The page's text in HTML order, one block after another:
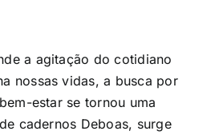
a agitação do cotidiano
nossas vidas, a busca por
estar se tornou uma
cadernos Deboas, surge